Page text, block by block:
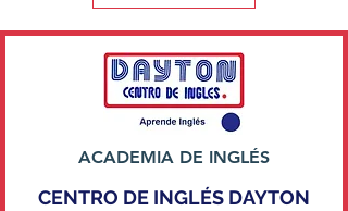
ACADEMIA DE INGLÉS
CENTRO DE INGLÉS DAYTON